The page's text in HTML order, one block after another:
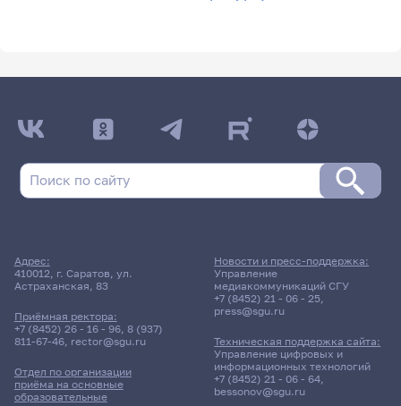
Адрес:
410012, г. Саратов, ул.
Астраханская, 83
Приёмная ректора:
+7 (8452) 26 - 16 - 96, 8 (937)
811-67-46, rector@sgu.ru
Отдел по организации
приёма на основные
образовательные
Новости и пресс-поддержка:
Управление
медиакоммуникаций СГУ
+7 (8452) 21 - 06 - 25,
press@sgu.ru
Техническая поддержка сайта:
Управление цифровых и
информационных технологий
+7 (8452) 21 - 06 - 64,
bessonov@sgu.ru